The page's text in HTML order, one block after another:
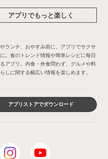
アプリでもっと楽しく
ランチ、おやすみ前に、アプリでサクサ
。食のトレンド情報や簡単レシピに毎日
アプリ。内食・外食問わず、グルメや料
しに関する幅広い情報を楽しめます。
アプリストアでダウンロード